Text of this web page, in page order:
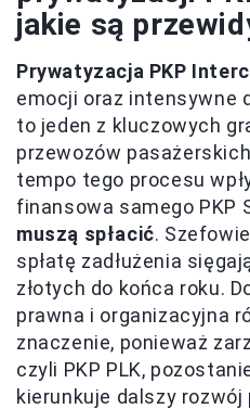
jakie są
Prywatyzacja PKP
emocji oraz intensywne
to jeden z kluczowych
przewozów
tempo tego procesu
finansowa samego PKP
muszą spłacić.
spłatę zadłużenia
złotych do końca roku.
prawna i organizacyjna
znaczenie, ponieważ
czyli PKP PLK,
kierunkuje dalszy